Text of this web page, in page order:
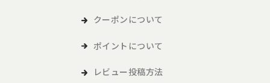
クーポンについて
ポイントについて
レビュー投稿方法